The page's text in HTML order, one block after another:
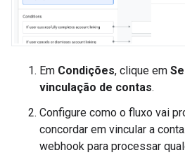
Em Condições, clique em
vinculação de contas.
Configure como o fluxo vai
concordar em vincular a
webhook para processar